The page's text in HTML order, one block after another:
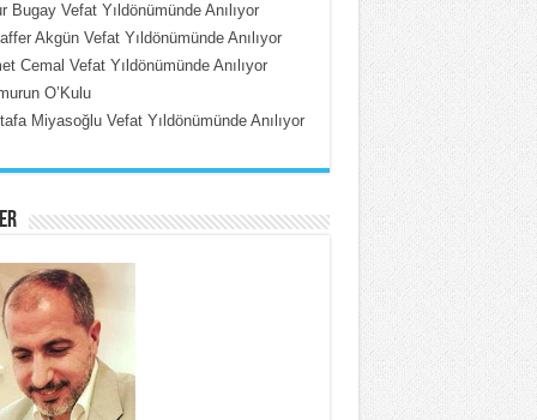
ÜMİT ÇETİNKAYA
Bugay Vefat Yıldönümünde Anılıyor
Akgün Vefat Yıldönümünde Anılıyor
Cemal Vefat Yıldönümünde Anılıyor
O’Kulu
Miyasoğlu Vefat Yıldönümünde Anılıyor